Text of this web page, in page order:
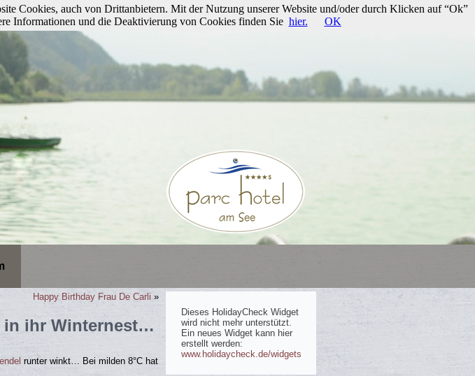
Happy Birthday Frau De Carli »
in ihr Winternest…
runter winkt… Bei milden 8°C hat
Dieses HolidayCheck Widget
wird nicht mehr unterstützt.
Ein neues Widget kann hier
erstellt werden:
www.holidaycheck.de/widgets
Cookies, auch von Drittanbietern. Mit der Nutzung unserer Website und/oder durch Klicken auf “Ok”
Informationen und die Deaktivierung von Cookies finden Sie hier. OK